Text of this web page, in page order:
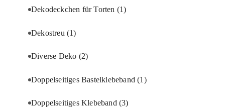
Dekodeckchen für Torten (1)
Dekostreu (1)
Diverse Deko (2)
Doppelseitiges Bastelklebeband(1)
Doppelseitiges Klebeband (3)